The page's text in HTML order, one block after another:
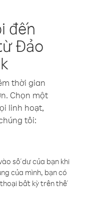
đến
Đảo
thời gian
Chọn một
linh hoạt,
tôi:
số dư của bạn khi
của mình, bạn có
bất kỳ trên thế